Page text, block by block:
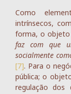
Como
intrínsecos,
forma, o objeto
faz com que
socialmente
[7]. Para o
pública; o
regulação dos